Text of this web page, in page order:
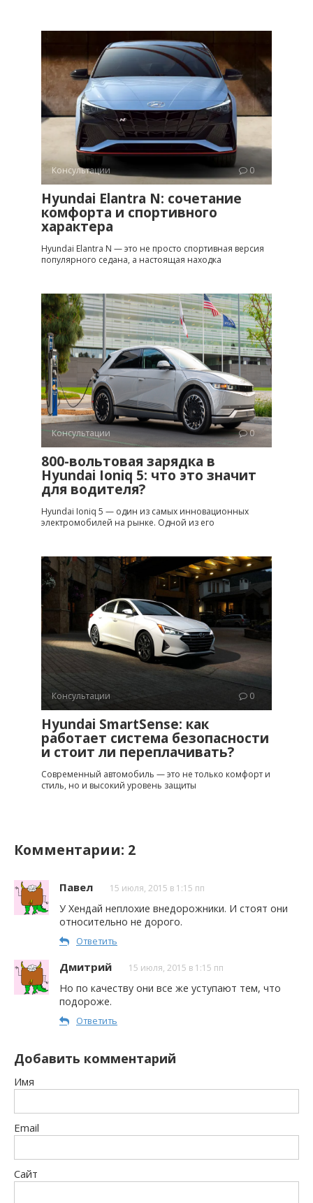
Консультации 0
Hyundai Elantra N: сочетание
комфорта и спортивного
характера
Hyundai Elantra N — это не просто спортивная версия
популярного седана, а настоящая находка
Консультации 0
800-вольтовая зарядка в
Hyundai Ioniq 5: что это значит
для водителя?
Hyundai Ioniq 5 — один из самых инновационных
электромобилей на рынке. Одной из его
Консультации 0
Hyundai SmartSense: как
работает система безопасности
и стоит ли переплачивать?
Современный автомобиль — это не только комфорт и
стиль, но и высокий уровень защиты
Комментарии: 2
Павел 15 июля, 2015 в 1:15 пп
У Хендай неплохие внедорожники. И стоят они
относительно не дорого.
Ответить
Дмитрий 15 июля, 2015 в 1:15 пп
Но по качеству они все же уступают тем, что
подороже.
Ответить
Добавить комментарий
Имя
Email
Сайт